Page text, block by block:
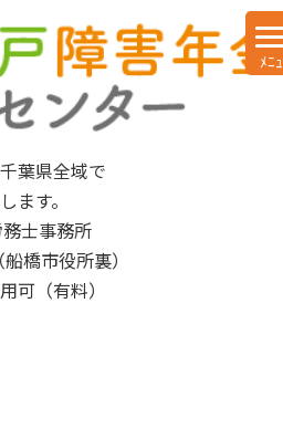
葉県全域で
ます。
士事務所
橋市役所裏）
可（有料）